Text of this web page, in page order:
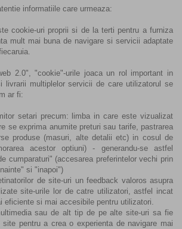
informatiile care urmeaza:
cookie-uri proprii si de la terti pentru a furniza
mult mai buna de navigare si servicii adaptate
2.0", "cookie"-urile joaca un rol important in
livrarii multiplelor servicii de care utilizatorul se
ar fi:
setari precum: limba in care este vizualizat
se exprima anumite preturi sau tarife, pastrarea
produse (masuri, alte detalii etc) in cosul de
acestor optiuni) - generandu-se astfel
cumparaturi" (accesarea preferintelor vechi prin
si "inapoi")
de site-uri un feedback valoros asupra
site-urile lor de catre utilizatori, astfel incat
eficiente si mai accesibile pentru utilizatori.
sau de alt tip de pe alte site-uri sa fie
site pentru a crea o experienta de navigare mai